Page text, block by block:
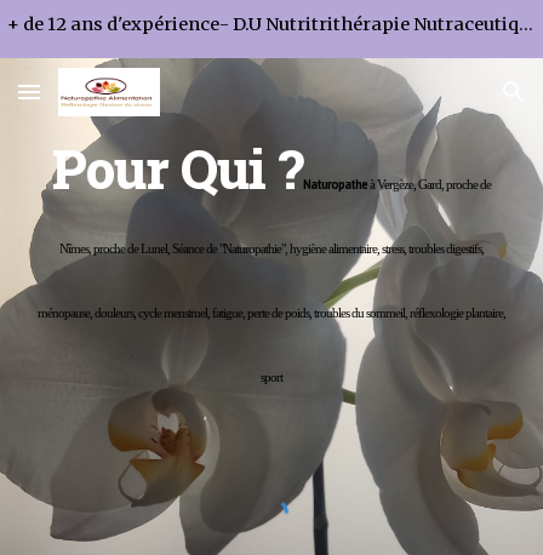
+ de 12 ans d'expérience- D.U Nutritrithérapie Nutraceutique & Diététique - D.U Pathologies Neurofonctionnelles - D.I.U.E Micronutrition- D.U Phyto
Pour Qui ?Naturopatheà Vergèze, Gard, proche de
Nîmes, proche de Lunel, Séance de "Naturopathie", hygiène alimentaire, stress, troubles digestifs,
ménopause, douleurs, cycle menstruel, fatigue, perte de poids, troubles du sommeil, réflexologie plantaire,
sport